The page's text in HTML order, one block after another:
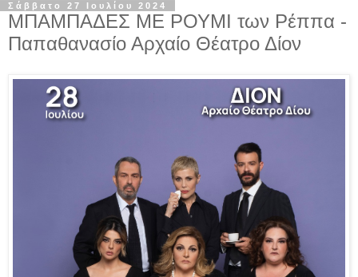
Σάββατο 27 Ιουλίου 2024
ΜΠΑΜΠΑΔΕΣ ΜΕ ΡΟΥΜΙ των Ρέππα -
Παπαθανασίο Αρχαίο Θέατρο Δίον